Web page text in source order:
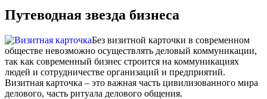
Путеводная звезда бизнеса
Без визитной карточки в современном
обществе невозможно осуществлять деловый коммуникации,
так как современный бизнес строится на коммуникациях
людей и сотрудничестве организаций и предприятий.
Визитная карточка – это важная часть цивилизованного мира
делового, часть ритуала делового общения.